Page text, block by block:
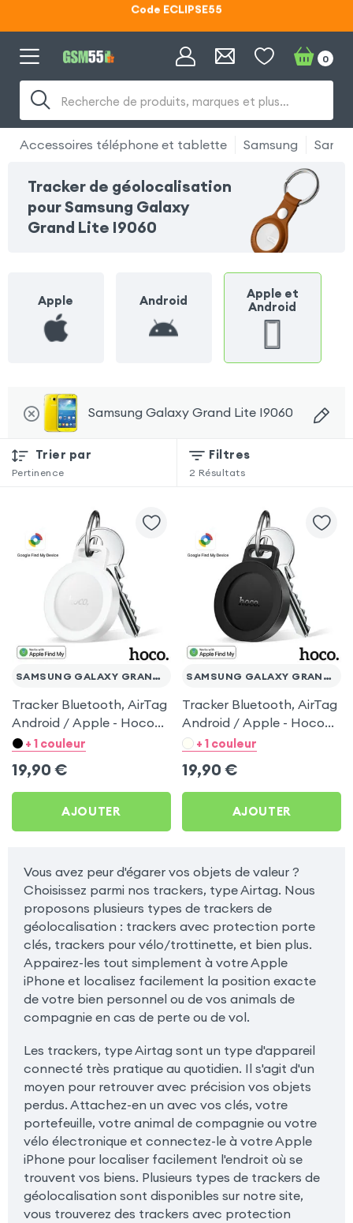
Code ECLIPSE55
Lunettes d'éclipse OFFERTES
Code ECLIPSE55
Recherche de produits, marques et plus…
0
Accessoires téléphone et tablette Samsung
Tracker de géolocalisation
pour Samsung Galaxy
Grand Lite I9060
Apple Android
Apple et
Android
Samsung Galaxy Grand Lite I9060
Trier par
Pertinence
Filtres
2 Résultats
SAMSUNG GALAXY GRAND LITE I9060
Tracker Bluetooth, AirTag
Android / Apple - Hoco
Blanc pour Samsung
+ 1 couleur
19,90 €
AJOUTER
SAMSUNG GALAXY GRAND LITE I9060
Tracker Bluetooth, AirTag
Android / Apple - Hoco
Noir pour Samsung
+ 1 couleur
19,90 €
AJOUTER
Vous avez peur d'égarer vos objets de valeur ?
Choisissez parmi nos trackers, type Airtag. Nous
proposons plusieurs types de trackers de
géolocalisation : trackers avec protection porte
clés, trackers pour vélo/trottinette, et bien plus.
Appairez-les tout simplement à votre Apple
iPhone et localisez facilement la position exacte
de votre bien personnel ou de vos animals de
compagnie en cas de perte ou de vol.
Les trackers, type Airtag sont un type d'appareil
connecté très pratique au quotidien. Il s'agit d'un
moyen pour retrouver avec précision vos objets
perdus. Attachez-en un avec vos clés, votre
portefeuille, votre animal de compagnie ou votre
vélo électronique et connectez-le à votre Apple
iPhone pour localiser facilement l'endroit où se
trouvent vos biens. Plusieurs types de trackers de
géolocalisation sont disponibles sur notre site,
vous trouverez des trackers avec protection